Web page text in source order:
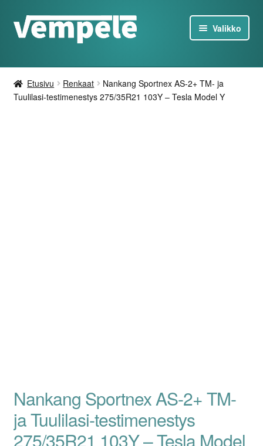
Siirry
navigointiin
Siirry
sisältöön
Valikko
Laturit
Etusivu Renkaat
Nankang Sportnex AS-2+ TM- ja
Tuulilasi-testimenestys 275/35R21 103Y – Tesla Model Y
Nankang Sportnex AS-2+ TM-
ja Tuulilasi-testimenestys
275/35R21 103Y – Tesla Model